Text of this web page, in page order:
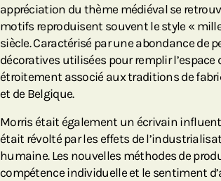
appréciation du thème médiéval se
motifs reproduisent souvent le style «
siècle. Caractérisé par une abondance de
décoratives utilisées pour remplir l’espace
étroitement associé aux traditions de
et de Belgique.
Morris était également un écrivain
était révolté par les effets de
humaine. Les nouvelles méthodes de
compétence individuelle et le sentiment